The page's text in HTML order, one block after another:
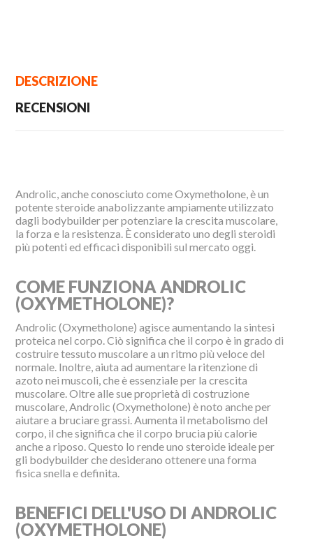
DESCRIZIONE
RECENSIONI
Androlic, anche conosciuto come Oxymetholone, è un
potente steroide anabolizzante ampiamente utilizzato
dagli bodybuilder per potenziare la crescita muscolare,
la forza e la resistenza. È considerato uno degli steroidi
più potenti ed efficaci disponibili sul mercato oggi.
COME FUNZIONA ANDROLIC
(OXYMETHOLONE)?
Androlic (Oxymetholone) agisce aumentando la sintesi
proteica nel corpo. Ciò significa che il corpo è in grado di
costruire tessuto muscolare a un ritmo più veloce del
normale. Inoltre, aiuta ad aumentare la ritenzione di
azoto nei muscoli, che è essenziale per la crescita
muscolare. Oltre alle sue proprietà di costruzione
muscolare, Androlic (Oxymetholone) è noto anche per
aiutare a bruciare grassi. Aumenta il metabolismo del
corpo, il che significa che il corpo brucia più calorie
anche a riposo. Questo lo rende uno steroide ideale per
gli bodybuilder che desiderano ottenere una forma
fisica snella e definita.
BENEFICI DELL'USO DI ANDROLIC
(OXYMETHOLONE)